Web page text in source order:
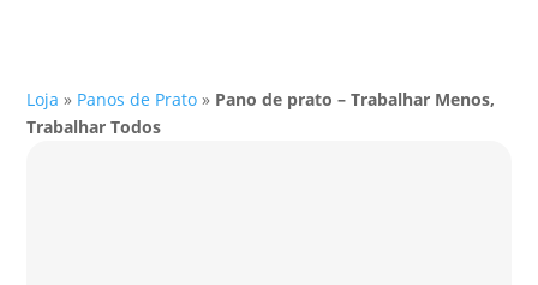
Loja » Panos de Prato » Pano de prato – Trabalhar Menos,
Trabalhar Todos